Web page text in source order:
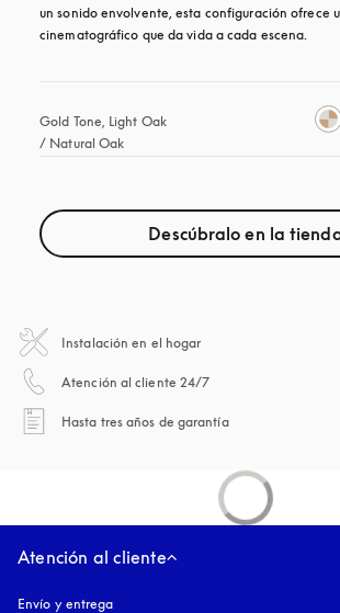
un sonido envolvente, esta configuración ofrece
cinematográfico que da vida a cada escena.
Gold Tone, Light Oak
/ Natural Oak
Descúbralo en la
Instalación en el hogar
Atención al cliente 24/7
Hasta tres años de garantía
Atención al cliente
Envío y entrega